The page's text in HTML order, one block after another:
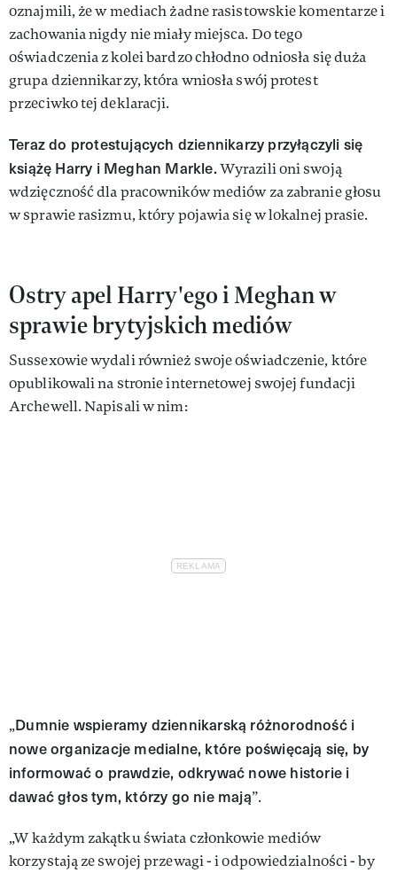
oznajmili, że w mediach żadne rasistowskie komentarze i
zachowania nigdy nie miały miejsca. Do tego
oświadczenia z kolei bardzo chłodno odniosła się duża
grupa dziennikarzy, która wniosła swój protest
przeciwko tej deklaracji.
Teraz do protestujących dziennikarzy przyłączyli się
książę Harry i Meghan Markle.Wyrazili oni swoją
wdzięczność dla pracowników mediów za zabranie głosu
w sprawie rasizmu, który pojawia się w lokalnej prasie.
Ostry apel Harry'ego i Meghan w
sprawie brytyjskich mediów
Sussexowie wydali również swoje oświadczenie, które
opublikowali na stronie internetowej swojej fundacji
Archewell. Napisali w nim:
„Dumnie wspieramy dziennikarską różnorodność i
nowe organizacje medialne, które poświęcają się, by
informować o prawdzie, odkrywać nowe historie i
dawać głos tym, którzy go nie mają”.
„W każdym zakątku świata członkowie mediów
korzystają ze swojej przewagi - i odpowiedzialności - by